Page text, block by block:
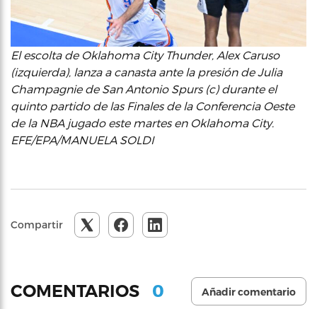
El escolta de Oklahoma City Thunder, Alex Caruso
(izquierda), lanza a canasta ante la presión de Julia
Champagnie de San Antonio Spurs (c) durante el
quinto partido de las Finales de la Conferencia Oeste
de la NBA jugado este martes en Oklahoma City.
EFE/EPA/MANUELA SOLDI
Compartir
COMENTARIOS 0 Añadir comentario